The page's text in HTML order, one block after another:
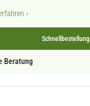
›
Schnellbestellung